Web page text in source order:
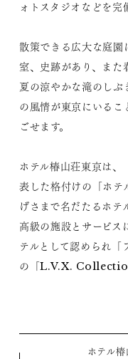
ォトスタジオなどを完
散策できる広大な庭園
室、史跡があり、また
夏の涼やかな滝のし
の風情が東京にいるこ
ごせます。
ホテル椿山荘東京は、
表した格付けの「ホテ
げさまで名だたるホ
高級の施設とサービス
テルとして認められ「
の「L.V.X. Collection
ホテル